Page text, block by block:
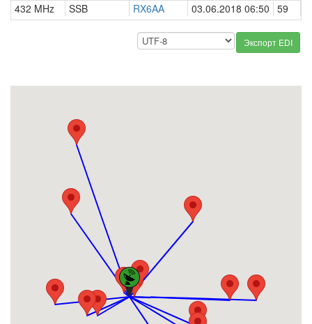
432 MHz
SSB RX6AA 03.06.2018 06:50 59
Экспорт EDI